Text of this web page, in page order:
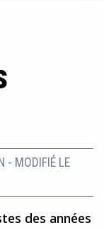
- MODIFIÉ LE
des années